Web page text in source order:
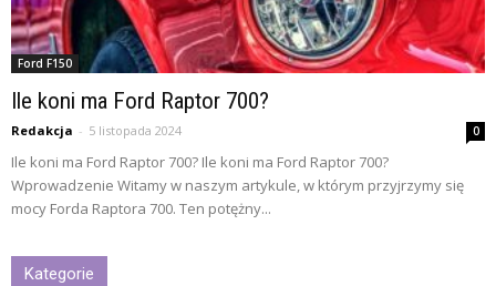
Ford F150
Ile koni ma Ford Raptor 700?
Redakcja - 5 listopada 2024 0
Ile koni ma Ford Raptor 700? Ile koni ma Ford Raptor 700?
Wprowadzenie Witamy w naszym artykule, w którym przyjrzymy się
mocy Forda Raptora 700. Ten potężny...
Kategorie